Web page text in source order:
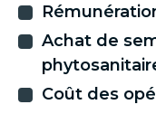
Achat de
Coût des